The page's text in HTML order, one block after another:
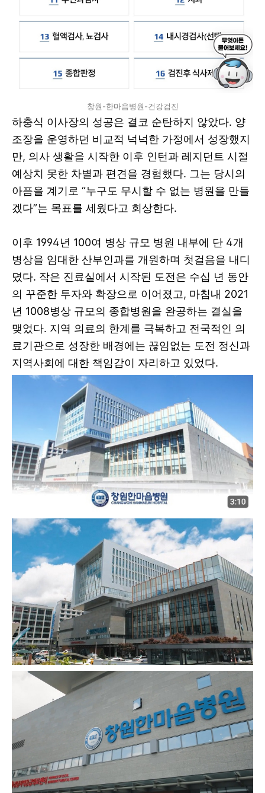
창원-한마음병원-건강검진
하충식 이사장의 성공은 결코 순탄하지 않았다. 양
조장을 운영하던 비교적 넉넉한 가정에서 성장했지
만, 의사 생활을 시작한 이후 인턴과 레지던트 시절
예상치 못한 차별과 편견을 경험했다. 그는 당시의
아픔을 계기로 “누구도 무시할 수 없는 병원을 만들
겠다”는 목표를 세웠다고 회상한다.
이후 1994년 100여 병상 규모 병원 내부에 단 4개
병상을 임대한 산부인과를 개원하며 첫걸음을 내디
뎠다. 작은 진료실에서 시작된 도전은 수십 년 동안
의 꾸준한 투자와 확장으로 이어졌고, 마침내 2021
년 1008병상 규모의 종합병원을 완공하는 결실을
맺었다. 지역 의료의 한계를 극복하고 전국적인 의
료기관으로 성장한 배경에는 끊임없는 도전 정신과
지역사회에 대한 책임감이 자리하고 있었다.